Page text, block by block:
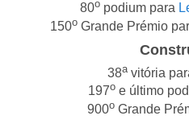
80o podium para
150o Grande Prémio
38avitória
197o e último
900oGrande